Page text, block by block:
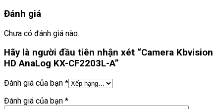
Đánh giá
Chưa có đánh giá nào.
Hãy là người đầu tiên nhận xét “Camera Kbvision
HD AnaLog KX-CF2203L-A”
Đánh giá của bạn *
Đánh giá của bạn *